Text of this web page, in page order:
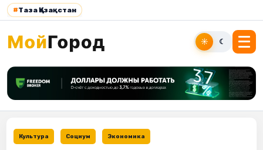
#Таза Қазақстан
☀ ☾
Культура Социум Экономика